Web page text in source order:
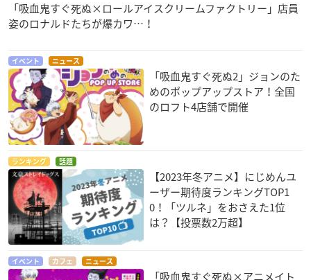
「吸血鬼すぐ死ぬ×ロールアイスクリームファクトリー」店員
姿のロナルドたちが爆カワ…！
イベント ニュース
「吸血鬼すぐ死ぬ2」ジョンのた
めのポップアップストア！全国
のロフト4店舗で開催
ランキング 話題
【2023年冬アニメ】にじめんユ
ーザー期待度ランキングTOP1
0！「ツルネ」をおさえた1位
は？【投票数2万超】
イベント カフェ ニュース
「吸血鬼すぐ死ぬ×アニメイト